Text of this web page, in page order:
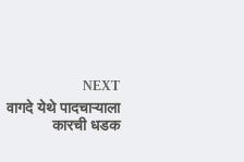
NEXT
वागदे येथे पादचाऱ्याला
कारची धडक